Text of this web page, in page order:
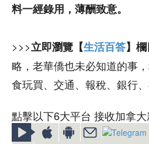
料一經錄用，薄酬致意。
>>>立即瀏覽【生活百答】欄
略，老華僑也未必知道的事，
食玩買、交通、報稅、銀行
點擊以下6大平台 接收加拿